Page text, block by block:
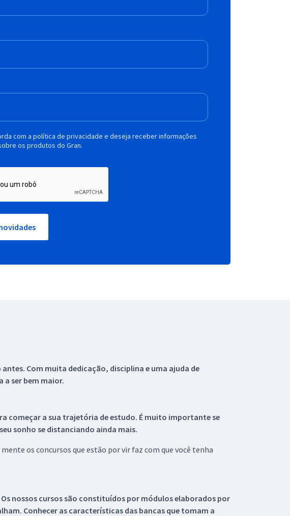
com a política de privacidade e deseja receber informações
os produtos do Gran.
Com muita dedicação, disciplina e uma ajuda de
a ser bem maior.
começar a sua trajetória de estudo. É muito importante se
sonho se distanciando ainda mais.
os concursos que estão por vir faz com que você tenha
nossos cursos são constituídos por módulos elaborados por
Conhecer as características das bancas que tomam a